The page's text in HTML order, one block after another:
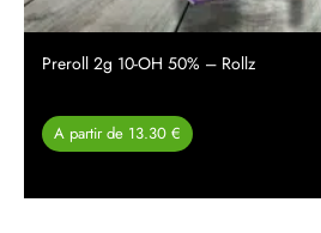
Preroll 2g 10-OH 50% – Rollz
A partir de 13.30 €